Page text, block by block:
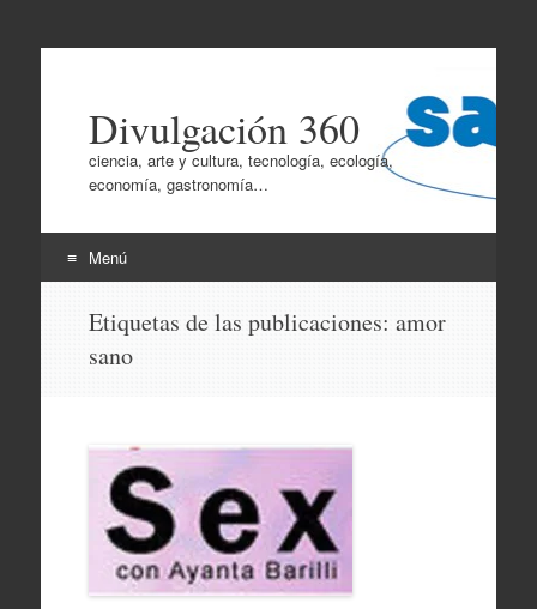
Divulgación 360
ciencia, arte y cultura, tecnología, ecología,
economía, gastronomía…
Menú
contenido
Etiquetas de las publicaciones: amor
sano